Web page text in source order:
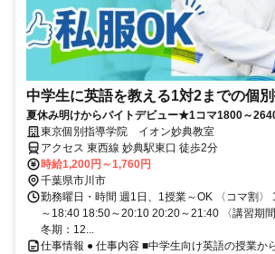
中学生に英語を教える1対2までの個
夏休み明けからバイトデビュー★1コマ1800～
服でok◎
東京個別指導学院 イオン妙典教室
アクセス 東西線 妙典駅東口 徒歩2分
時給1,200円～1,760円
千葉県市川市
勤務曜日・時間 週1日、1授業～OK 〈コマ割
～18:40 18:50～20:10 20:20～21:40 〈講習期
冬期：12...
仕事情報 ● 仕事内容 ■中学生向け英語の授業か